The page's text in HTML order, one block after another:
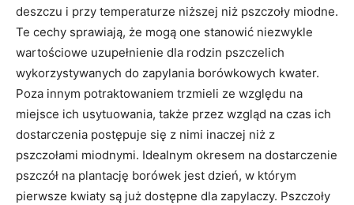
deszczu i przy temperaturze niższej niż pszczoły miodne.
Te cechy sprawiają, że mogą one stanowić niezwykle
wartościowe uzupełnienie dla rodzin pszczelich
wykorzystywanych do zapylania borówkowych kwater.
Poza innym potraktowaniem trzmieli ze względu na
miejsce ich usytuowania, także przez wzgląd na czas ich
dostarczenia postępuje się z nimi inaczej niż z
pszczołami miodnymi. Idealnym okresem na dostarczenie
pszczół na plantację borówek jest dzień, w którym
pierwsze kwiaty są już dostępne dla zapylaczy. Pszczoły